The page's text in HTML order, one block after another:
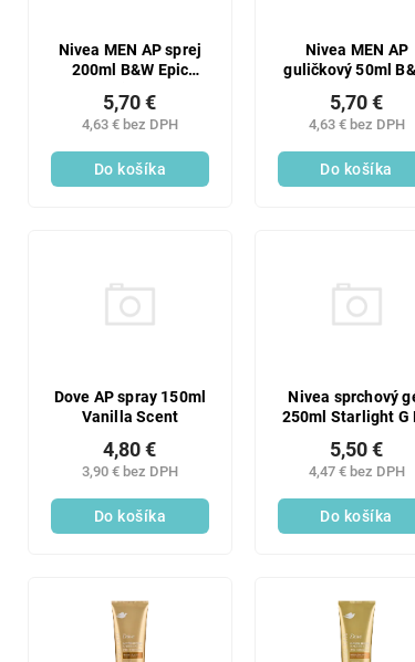
Nivea MEN AP sprej
200ml B&W Epic
4,63 € bez DPH
5,70 €
Do košíka
Nivea MEN AP
guličkový 50ml
4,63 € bez DPH
5,70 €
Do košíka
Dove AP spray 150ml
Vanilla Scent
3,90 € bez DPH
4,80 €
Do košíka
Nivea sprchový
250ml Starlight G
4,47 € bez DPH
5,50 €
Do košíka